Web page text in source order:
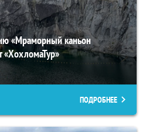
«Мраморный каньон
«ХохломаТур»
ПОДРОБНЕЕ